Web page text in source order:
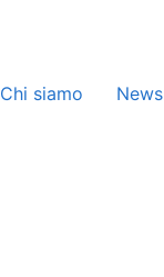
Chi siamo News